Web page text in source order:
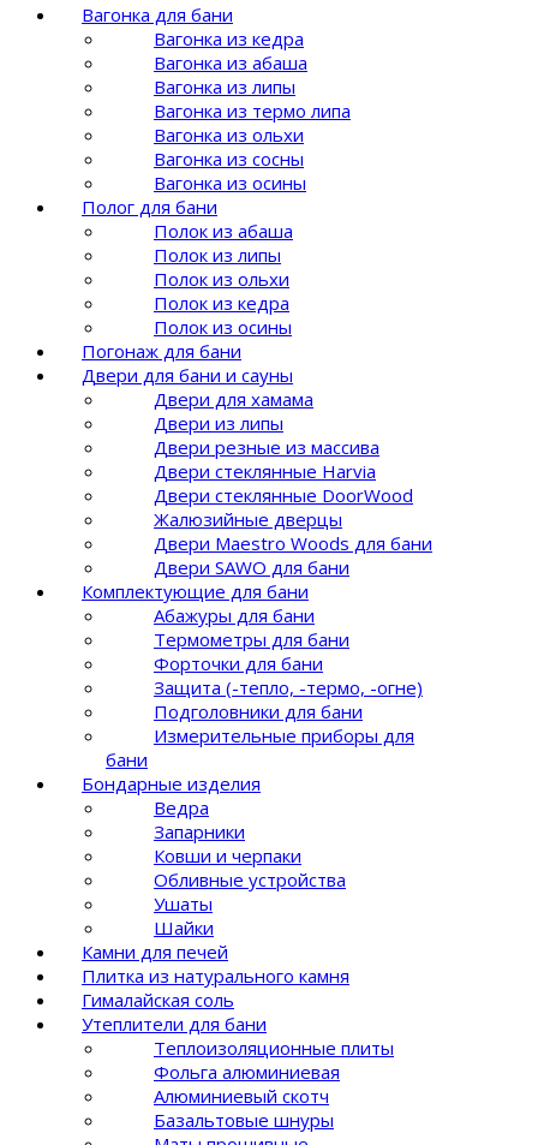
Вагонка для бани
Вагонка из кедра
Вагонка из абаша
Вагонка из липы
Вагонка из термо липа
Вагонка из ольхи
Вагонка из сосны
Вагонка из осины
Полог для бани
Полок из абаша
Полок из липы
Полок из ольхи
Полок из кедра
Полок из осины
Погонаж для бани
Двери для бани и сауны
Двери для хамама
Двери из липы
Двери резные из массива
Двери стеклянные Harvia
Двери стеклянные DoorWood
Жалюзийные дверцы
Двери Maestro Woods для бани
Двери SAWO для бани
Комплектующие для бани
Абажуры для бани
Термометры для бани
Форточки для бани
Защита (-тепло, -термо, -огне)
Подголовники для бани
Измерительные приборы для
бани
Бондарные изделия
Ведра
Запарники
Ковши и черпаки
Обливные устройства
Ушаты
Шайки
Камни для печей
Плитка из натурального камня
Гималайская соль
Утеплители для бани
Теплоизоляционные плиты
Фольга алюминиевая
Алюминиевый скотч
Базальтовые шнуры